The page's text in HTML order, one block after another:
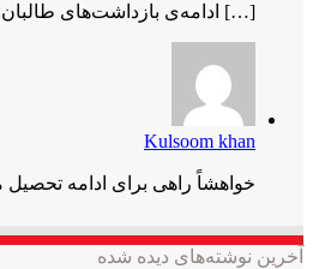
[…] ادامه‌ی بازداشت‌های طالبان:
Kulsoom khan
خواھشاً راھی برای ادامه
آخرین نوشته‌های دیده شده